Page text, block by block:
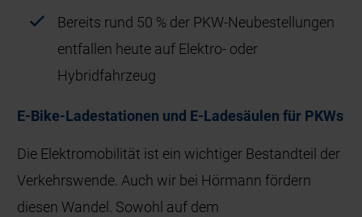
Bereits rund 50 % der PKW‑Neubestellungen
entfallen heute auf Elektro‑ oder
Hybridfahrzeug
E-Bike-Ladestationen und E-Ladesäulen für PKWs
Die Elektromobilität ist ein wichtiger Bestandteil der
Verkehrswende. Auch wir bei Hörmann fördern
diesen Wandel. Sowohl auf dem